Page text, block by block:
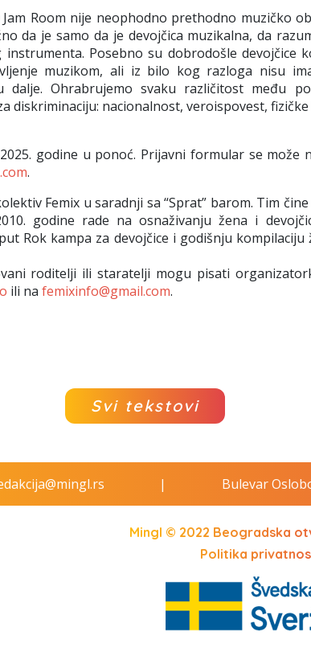
Jam Room nije neophodno prethodno muzičko
da je samo da je devojčica muzikalna, da
Posebno su dobrodošle devojčice
muzikom, ali iz bilo kog razloga nisu
dalje. Ohrabrujemo svaku različitost među
diskriminaciju: nacionalnost, veroispovest,
godine u ponoć. Prijavni formular se može
.
Femix u saradnji sa “Sprat” barom. Tim
godine rade na osnaživanju žena i
Rok kampa za devojčice i godišnju
roditelji ili staratelji mogu pisati
ili na femixinfo@gmail.com.
Svi tekstovi
| Bulevar
Mingl © 2022 Beogradska
Politika